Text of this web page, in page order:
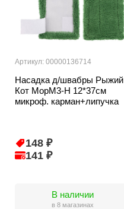
Артикул: 00000136714
Насадка д/швабры Рыжий
Кот MopM3-Н 12*37см
микроф. карман+липучка
148 ₽
141 ₽
В наличии
в 8 магазинах